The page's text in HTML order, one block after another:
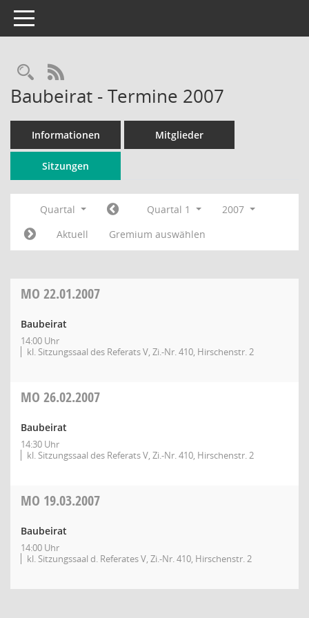
Toggle navigation
Rechercheauswahl
RSS-Feed
Baubeirat - Termine 2007
Informationen Mitglieder
Sitzungen
Quartal Quartal 1
2007
Aktuell
Gremium auswählen
MO 22.01.2007
Baubeirat
14:00 Uhr
kl. Sitzungssaal des Referats V, Zi.-Nr. 410, Hirschenstr. 2
MO 26.02.2007
Baubeirat
14:30 Uhr
kl. Sitzungssaal des Referats V, Zi.-Nr. 410, Hirschenstr. 2
MO 19.03.2007
Baubeirat
14:00 Uhr
kl. Sitzungssaal d. Referates V, Zi.-Nr. 410, Hirschenstr. 2